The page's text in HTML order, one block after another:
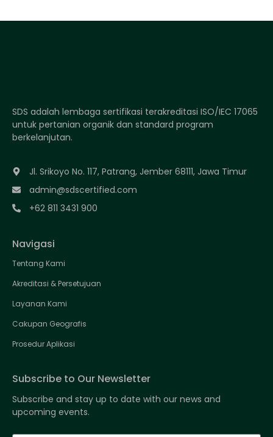
SDS adalah lembaga sertifikasi terakreditasi ISO/IEC 17065
untuk pertanian organik dan standard program
berkelanjutan.
Jl. Srikoyo No. 117, Patrang, Jember 68111, Jawa Timur
admin@sdscertified.com
+62 811 3431 900
Navigasi
Tentang Kami
Akreditasi & Persetujuan
Layanan Kami
Cakupan Geografis
Prosedur Aplikasi
Subscribe to Our Newsletter
Subscribe and stay up to date with our news and
upcoming events.